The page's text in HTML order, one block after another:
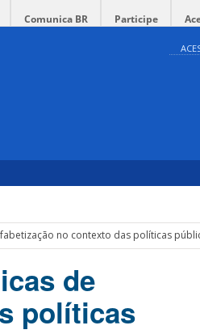
Comunica BR Participe
no contexto das políticas
de
políticas